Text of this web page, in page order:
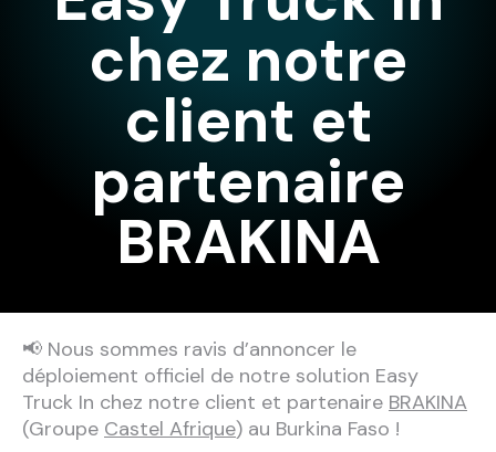
chez notre
client et
partenaire
BRAKINA
📢 Nous sommes ravis d’annoncer le
déploiement officiel de notre solution Easy
Truck In chez notre client et partenaire BRAKINA
(Groupe Castel Afrique) au Burkina Faso !